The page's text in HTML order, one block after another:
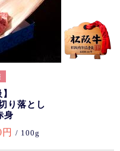
り落とし
身
/ 100g